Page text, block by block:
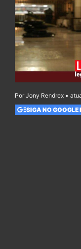
Por Jony Rendrex •
SIGA NO GOOGLE